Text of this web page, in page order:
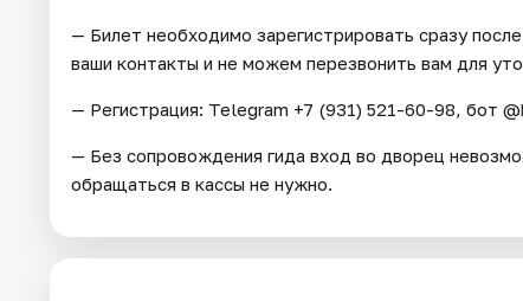
— Билет необходимо зарегистрировать сразу
ваши контакты и не можем перезвонить вам для
— Регистрация: Telegram +7 (931) 521-60-98, бот
— Без сопровождения гида вход во дворец
обращаться в кассы не нужно.